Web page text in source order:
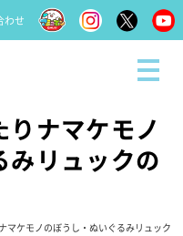
わせ
りナマケモノ
みリュックの
マケモノのぼうし・ぬいぐるみリュック